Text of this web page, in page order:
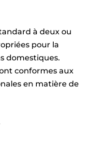
à deux ou
pour la
domestiques.
conformes aux
en matière de